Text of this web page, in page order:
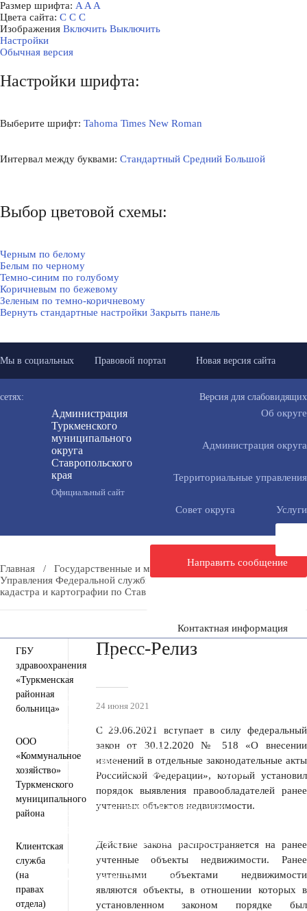
Размер шрифта: A A A
Цвета сайта: С С С
Изображения Включить Выключить
Настройки
Обычная версия
Настройки шрифта:
Выберите шрифт: Tahoma Times New Roman
Интервал между буквами: Стандартный Средний Большой
Выбор цветовой схемы:
Черным по белому
Белым по черному
Темно-синим по голубому
Коричневым по бежевому
Зеленым по темно-коричневому
Вернуть стандартные настройки Закрыть панель
Мы в социальных
сетях:
Правовой портал Новая версия сайта
Версия для слабовидящих
Администрация
Туркменского
муниципального
округа
Ставропольского
края
Официальный сайт
Об округе
Администрация округа
Территориальные управления
Совет округа Услуги
Направить сообщение
Контактная информация
Пресс-центр Деятельность
Инвестиционная деятельность
Общественная приемная
Противодействие коррупции
Информация для участников СВО и членов их семей
Полезная информация
Формирование комфортной городской среды
Муниципальная служба
Открытые данные
Открытый бюджет для граждан
Общественный совет
Защита населения и территорий от чрезвычайных
ситуаций
Антитеррористическая комиссия
Противодействие экстремизму и терроризму
Вестник ТМО
Государственные и муниципальные учреждения
Перечень пространственных сведений
Персональные данные
Региональный проект "Защитники"
Главная / Государственные и муниципальные учреждения
/
Управления Федеральной службы государственной регистрации,
кадастра и картографии по Ставропольскому краю
ГБУ
здравоохранения
«Туркменская
районная
больница»
ООО
«Коммунальное
хозяйство»
Туркменского
муниципального
района
Клиентская
служба
(на
правах
отдела)
Пресс-Релиз
24 июня 2021
С 29.06.2021 вступает в силу федеральный
закон от 30.12.2020 № 518 «О внесении
изменений в отдельные законодательные акты
Российской Федерации», который установил
порядок выявления правообладателей ранее
учтенных объектов недвижимости.
Действие закона распространяется на ранее
учтенные объекты недвижимости. Ранее
учтенными объектами недвижимости
являются объекты, в отношении которых в
установленном законом порядке был